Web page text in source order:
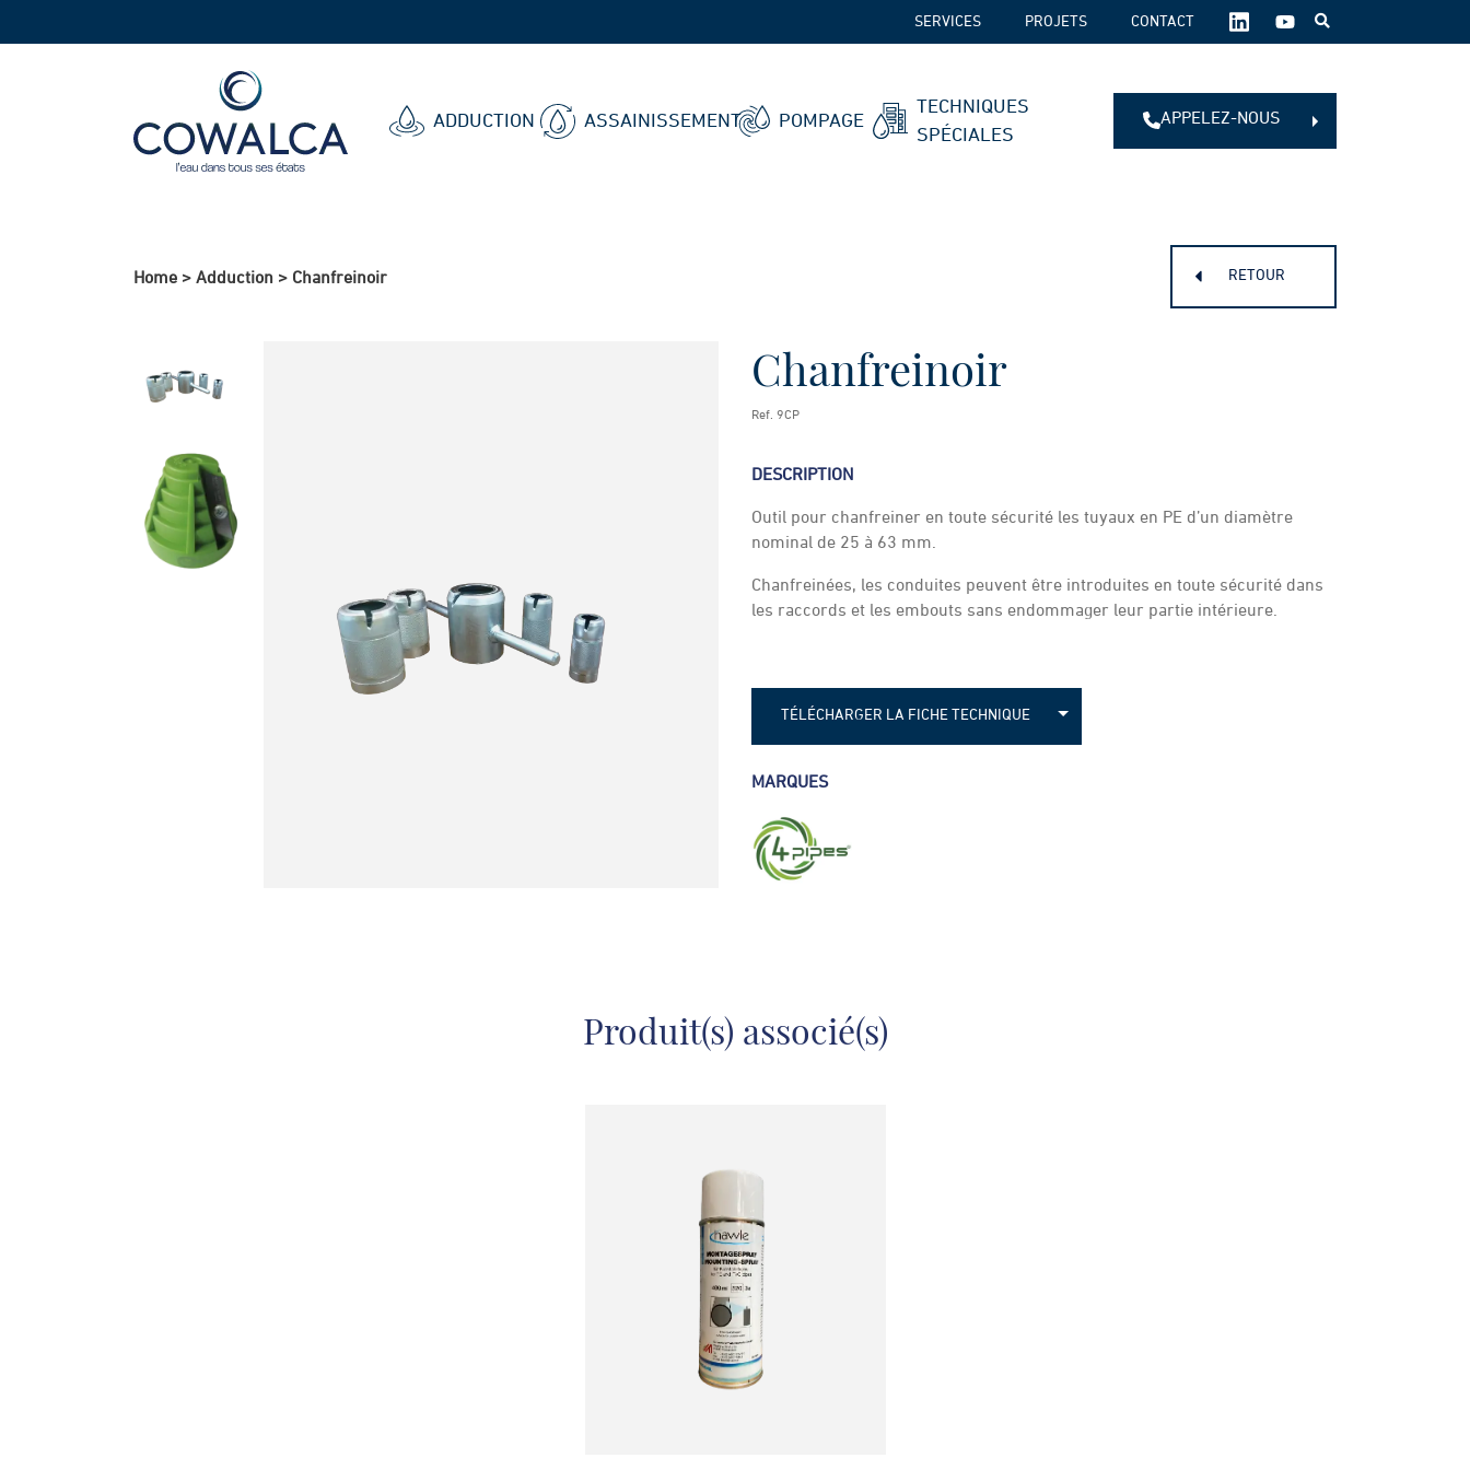
ADDUCTION ASSAINISSEMENT POMPAGE
TECHNIQUES
SPÉCIALES
SERVICES PROJETS CONTACT
SUIVEZ-
NOUS
APPELEZ-NOUS
Home > Adduction > Chanfreinoir RETOUR
Chanfreinoir
Ref. 9CP
DESCRIPTION
Outil pour chanfreiner en toute sécurité les tuyaux en PE d’un diamètre
nominal de 25 à 63 mm.
Chanfreinées, les conduites peuvent être introduites en toute sécurité dans
les raccords et les embouts sans endommager leur partie intérieure.
TÉLÉCHARGER LA FICHE TECHNIQUE
MARQUES
Produit(s) associé(s)